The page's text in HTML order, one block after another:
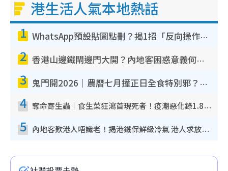
港生活人氣本地熱話
1 WhatsApp預設貼圖點刪？揭1招「反向操作」還原簡潔介面 附3步實測教學
2 香港山邊鐵閘邊門大開？內地客困惑意義何在！網民神回覆：呢種叫法理性防禦
3 鬼門開2026｜農曆七月撞正日全食特別邪？專家警告切忌做一事！揭4大禁忌+2招保平安
4 奪命寄生蟲｜食生菜狂瀉首現死者！疫潮惡化錄1.8萬宗病例 揭洗菜3大謬誤
5 內地客歎港人唔識老！揭港鐵保鮮級冷氣 港人求放過：咪投訴